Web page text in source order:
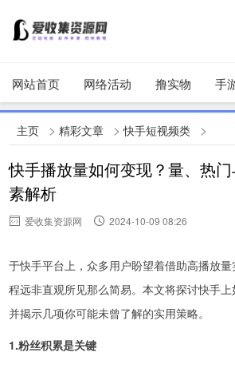
网站首页 网络活动 撸实物 手
主页 >精彩文章 >快手短视频类 >
快手播放量如何变现？量、热
素解析
爱收集资源网 2024-10-09 08:26
于快手平台上，众多用户盼望着借助高播放
程远非直观所见那么简易。本文将探讨快手上
并揭示几项你可能未曾了解的实用策略。
1.粉丝积累是关键